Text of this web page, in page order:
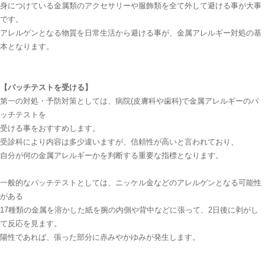
身につけている金属類のアクセサリーや服飾類を全て外して避ける事が大事
です。
アレルゲンとなる物質を日常生活から避ける事が、金属アレルギー対処の基
本となります。
【パッチテストを受ける】
第一の対処・予防対策としては、病院(皮膚科や歯科)で金属アレルギーのパ
ッチテストを
受ける事をおすすめします。
受診科により内容は多少違いますが、信頼性が高いと言われており、
自分が何の金属アレルギーかを判断する重要な指標となります。
一般的なパッチテストとしては、ニッケル金などのアレルゲンとなる可能性
がある
17種類の金属を溶かした紙を腕の内側や背中などに張って、2日後に剥がし
て反応を見ます。
陽性であれば、張った部分に赤みやかゆみが発生します。